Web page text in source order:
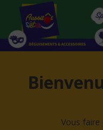
contenu
Vous